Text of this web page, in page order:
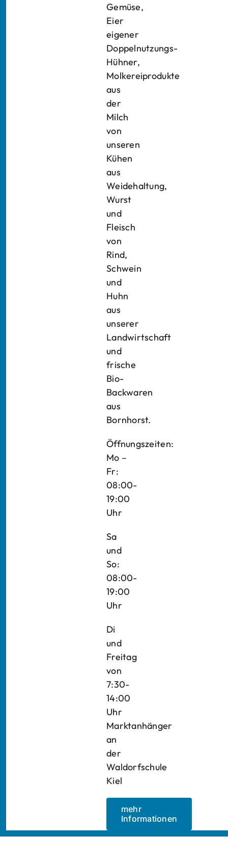
Gemüse,
Eier
eigener
Doppelnutzungs-
Hühner,
Molkereiprodukte
aus
der
Milch
von
unseren
Kühen
aus
Weidehaltung,
Wurst
und
Fleisch
von
Rind,
Schwein
und
Huhn
aus
unserer
Landwirtschaft
und
frische
Bio-
Backwaren
aus
Bornhorst.
Öffnungszeiten:
Mo –
Fr:
08:00-
19:00
Uhr
Sa
und
So:
08:00-
19:00
Uhr
Di
und
Freitag
von
7:30-
14:00
Uhr
Marktanhänger
an
der
Waldorfschule
Kiel
mehr
Informationen